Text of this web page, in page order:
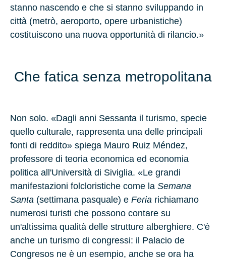
stanno nascendo e che si stanno sviluppando in
città (metrò, aeroporto, opere urbanistiche)
costituiscono una nuova opportunità di rilancio.»
Che fatica senza metropolitana
Non solo. «Dagli anni Sessanta il turismo, specie
quello culturale, rappresenta una delle principali
fonti di reddito» spiega Mauro Ruiz Méndez,
professore di teoria economica ed economia
politica all'Università di Siviglia. «Le grandi
manifestazioni folcloristiche come la Semana
Santa (settimana pasquale) e Feria richiamano
numerosi turisti che possono contare su
un'altissima qualità delle strutture alberghiere. C'è
anche un turismo di congressi: il Palacio de
Congresos ne è un esempio, anche se ora ha